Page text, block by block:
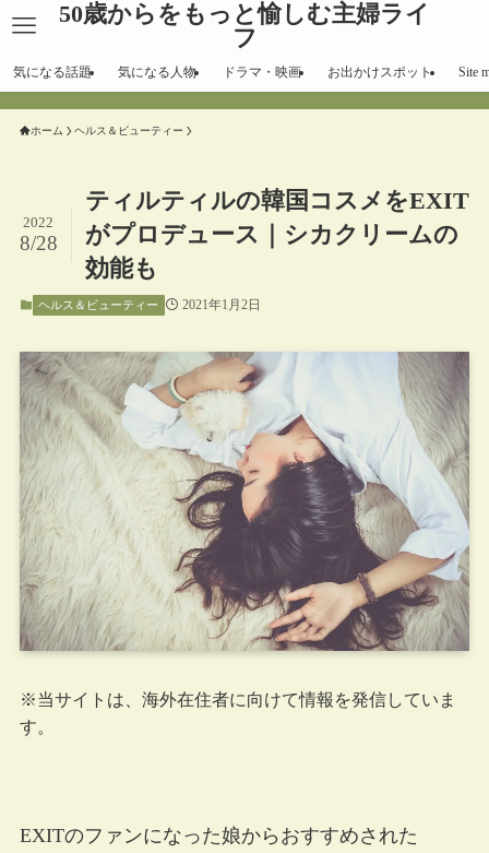
50歳からをもっと愉しむ主婦ライ
フ
気になる話題 気になる人物 ドラマ・映画 お出かけスポット Site
ホーム ヘルス＆ビューティー
ティルティルの韓国コスメをEXIT
がプロデュース｜シカクリームの
効能も
2022
8/28
ヘルス＆ビューティー 2021年1月2日
※当サイトは、海外在住者に向けて情報を発信していま
す。
EXITのファンになった娘からおすすめされた